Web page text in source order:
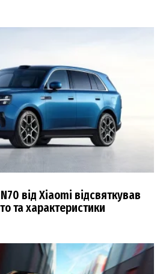
від Xiaomi відсвяткував
та характеристики